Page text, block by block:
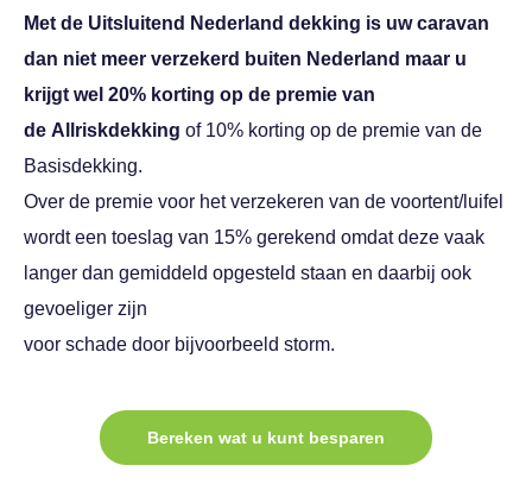
Met de Uitsluitend Nederland dekking is uw caravan
dan niet meer verzekerd buiten Nederland maar u
krijgt wel 20% korting op de premie van
de Allriskdekking of 10% korting op de premie van de
Basisdekking.
Over de premie voor het verzekeren van de voortent/luifel
wordt een toeslag van 15% gerekend omdat deze vaak
langer dan gemiddeld opgesteld staan en daarbij ook
gevoeliger zijn
voor schade door bijvoorbeeld storm.
Bereken wat u kunt besparen